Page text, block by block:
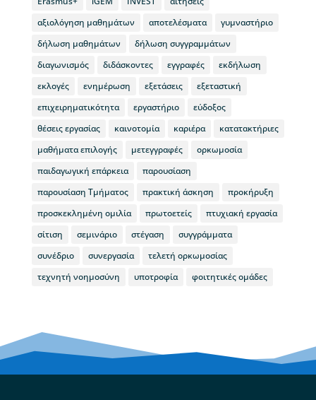
αξιολόγηση μαθημάτων
αποτελέσματα
γυμναστήριο
δήλωση μαθημάτων
δήλωση συγγραμμάτων
διαγωνισμός
διδάσκοντες εγγραφές
εκδήλωση
εκλογές
ενημέρωση εξετάσεις
εξεταστική
επιχειρηματικότητα
εργαστήριο
εύδοξος
θέσεις εργασίας
καινοτομία καριέρα
κατατακτήριες
μαθήματα επιλογής
μετεγγραφές
ορκωμοσία
παιδαγωγική επάρκεια
παρουσίαση
παρουσίαση Τμήματος
πρακτική άσκηση
προκήρυξη
προσκεκλημένη ομιλία
πρωτοετείς
πτυχιακή εργασία
σίτιση
σεμινάριο στέγαση
συγγράμματα
συνέδριο
συνεργασία
τελετή ορκωμοσίας
τεχνητή νοημοσύνη
υποτροφία φοιτητικές ομάδες